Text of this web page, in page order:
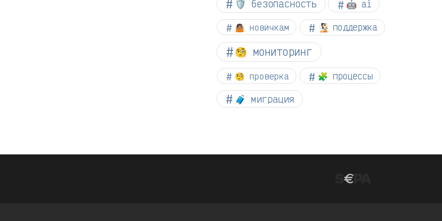
🛡️ безопасность 🤖 ai
🤷🏽 новичкам 🧏🏻 поддержка
🧐 мониторинг
🧐 проверка 🧩 процессы
🧳 миграция